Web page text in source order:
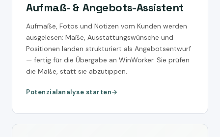
Aufmaß- & Angebots-Assistent
Aufmaße, Fotos und Notizen vom Kunden werden
ausgelesen: Maße, Ausstattungswünsche und
Positionen landen strukturiert als Angebotsentwurf
— fertig für die Übergabe an WinWorker. Sie prüfen
die Maße, statt sie abzutippen.
Potenzialanalyse starten